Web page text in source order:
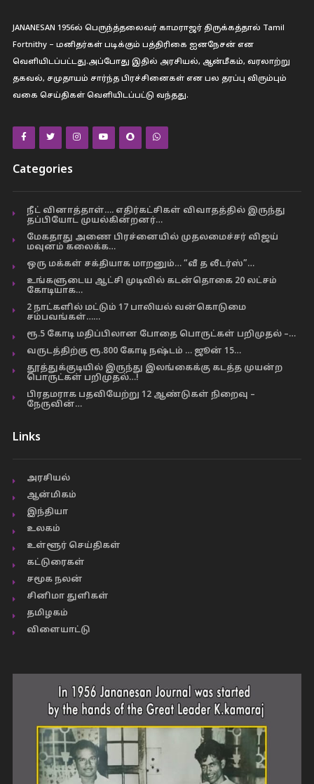
JANANESAN 1956ல் பெருந்த்தலைவர் காமராஜர் திருக்கத்தால் Tamil
Fortnithy – மனிதர்கள் படிக்கும் பத்திரிகை ஐனநேசன் என
வெளியிடப்பட்டது.அப்போது இதில் அரசியல், ஆன்மீகம், வரலாற்று
தகவல், சமுதாயம் சார்ந்த பிரச்சினைகள் என பல தரப்பு விரும்பும்
வகை செய்திகள் வெளியிடப்பட்டு வந்தது.
Categories
நீட் வினாத்தாள்…. எதிர்கட்சிகள் விவாதத்தில் இருந்து
தப்பியோட முயல்கின்றனர்…
மேகதாது அணை பிரச்னையில் முதலமைச்சர் விஜய்
மவுனம் கலைக்க…
ஒரு மக்கள் சக்தியாக மாறனும்… “வீ த லீடர்ஸ்”…
உங்களுடைய ஆட்சி முடிவில் கடன்தொகை 20 லட்சம்
கோடியாக…
2 நாட்களில் மட்டும் 17 பாலியல் வன்கொடுமை
சம்பவங்கள்……
ரூ.5 கோடி மதிப்பிலான போதை பொருட்கள் பறிமுதல் –…
வருடத்திற்கு ரூ.800 கோடி நஷ்டம் … ஜூன் 15…
தூத்துக்குடியில் இருந்து இலங்கைக்கு கடத்த முயன்ற
பொருட்கள் பறிமுதல்…!
பிரதமராக பதவியேற்று 12 ஆண்டுகள் நிறைவு –
நேருவின்…
Links
அரசியல்
ஆன்மிகம்
இந்தியா
உலகம்
உள்ளூர் செய்திகள்
கட்டுரைகள்
சமூக நலன்
சினிமா துளிகள்
தமிழகம்
விளையாட்டு